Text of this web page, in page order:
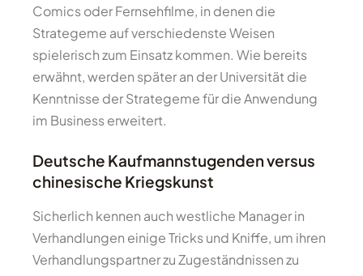
Comics oder Fernsehfilme, in denen die
Strategeme auf verschiedenste Weisen
spielerisch zum Einsatz kommen. Wie bereits
erwähnt, werden später an der Universität die
Kenntnisse der Strategeme für die Anwendung
im Business erweitert.
Deutsche Kaufmannstugenden versus
chinesische Kriegskunst
Sicherlich kennen auch westliche Manager in
Verhandlungen einige Tricks und Kniffe, um ihren
Verhandlungspartner zu Zugeständnissen zu